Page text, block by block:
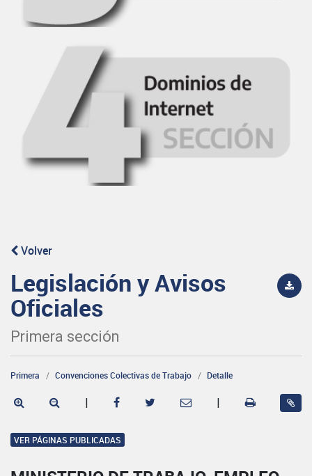
Volver
Legislación y Avisos
Oficiales
Primera sección
Primera Convenciones Colectivas de Trabajo Detalle
| |
VER PÁGINAS PUBLICADAS